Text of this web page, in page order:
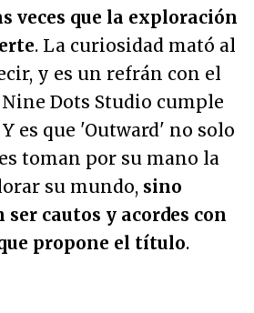
veces que la exploración
. La curiosidad mató al
y es un refrán con el
Dots Studio cumple
es que 'Outward' no solo
toman por su mano la
su mundo, sino
ser cautos y acordes con
propone el título.